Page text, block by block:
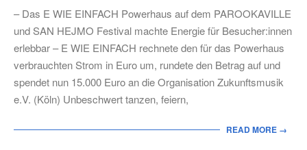
08-
26
– Das E WIE EINFACH Powerhaus auf dem PAROOKAVILLE
und SAN HEJMO Festival machte Energie für Besucher:innen
erlebbar – E WIE EINFACH rechnete den für das Powerhaus
verbrauchten Strom in Euro um, rundete den Betrag auf und
spendet nun 15.000 Euro an die Organisation Zukunftsmusik
e.V. (Köln) Unbeschwert tanzen, feiern,
READ MORE →